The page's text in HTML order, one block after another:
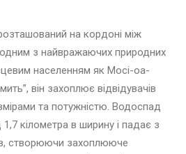
на кордоні між
з найвражаючих природних
населенням як Мосі-оа-
він захоплює відвідувачів
та потужністю. Водоспад
кілометра в ширину і падає з
створюючи захоплююче